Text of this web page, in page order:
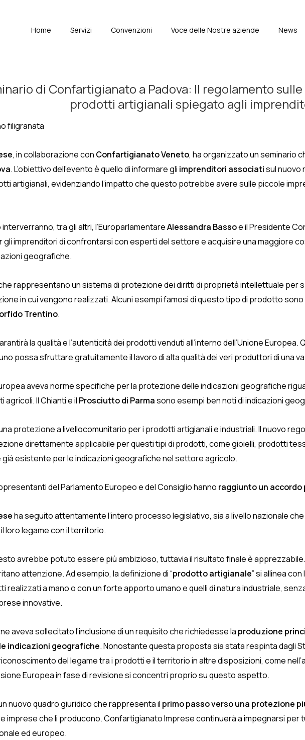
Menù
Home Servizi Convenzioni Voce delle Nostre aziende News
di Confartigianato a Padova: Il regolamento
prodotti artigianali spiegato agli
filigranata
, in collaborazione con Confartigianato Veneto, ha organizzato un seminario
. L’obiettivo dell’evento è quello di informare gli imprenditori associatisul nuovo
artigianali, evidenziando l’impatto che questo potrebbe avere sulle piccole
tra gli altri, l’EuroparlamentareAlessandra Bassoe il Presidente
gli imprenditori di confrontarsi con esperti del settore e acquisire una maggiore
geografiche.
rappresentano un sistema di protezione dei diritti di proprietà intellettuale per
in cui vengono realizzati. Alcuni esempi famosi di questo tipo di prodotto sono
Trentino.
la qualità e l’autenticità dei prodotti venduti all’interno dell’Unione
possa sfruttare gratuitamente il lavoro di alta qualità dei veri produttori di una
aveva norme specifiche per la protezione delle indicazioni geografiche
Il Chianti e il Prosciutto di Parmasono esempi ben noti di indicazioni
protezione a livellocomunitario per i prodotti artigianali e industriali. Il nuovo
direttamente applicabile per questi tipi di prodotti, come gioielli, prodotti
esistente per le indicazioni geografiche nel settore agricolo.
del Parlamento Europeo e del Consiglio hanno raggiunto un
ha seguito attentamente l’intero processo legislativo, sia a livello nazionale
loro legame con il territorio.
avrebbe potuto essere più ambizioso, tuttavia il risultato finale è
attenzione. Ad esempio, la definizione di “prodotto artigianale” si allinea
realizzati a mano o con un forte apporto umano e quelli di natura industriale,
innovative.
aveva sollecitato l’inclusione di un requisito che richiedesse la produzione
indicazioni geografiche. Nonostante questa proposta sia stata respinta dagli
del legame tra i prodotti e il territorio in altre disposizioni, come
Europea in fase di revisione si concentri proprio su questo aspetto.
nuovo quadro giuridico che rappresenta il primo passo verso una protezione
imprese che li producono. Confartigianato Imprese continuerà a impegnarsi
ed europeo.